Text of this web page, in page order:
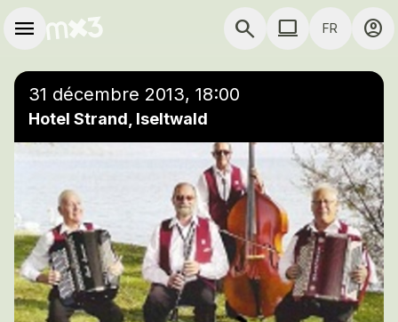
Aller au contenu principal
Navigation principale
menu search COMPUTER
computer FR account_circle
31 décembre 2013, 18:00
Hotel Strand, Iseltwald
Ajouter à une playlist close